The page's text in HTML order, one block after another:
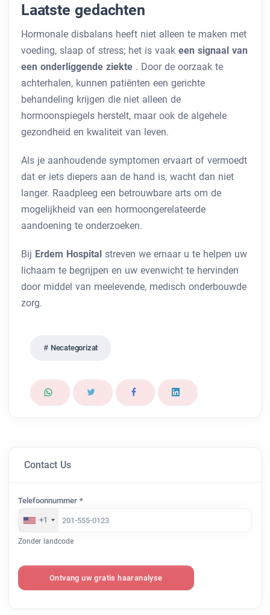
Laatste gedachten
Hormonale disbalans heeft niet alleen te maken met
voeding, slaap of stress; het is vaak een signaal van
een onderliggende ziekte . Door de oorzaak te
achterhalen, kunnen patiënten een gerichte
behandeling krijgen die niet alleen de
hormoonspiegels herstelt, maar ook de algehele
gezondheid en kwaliteit van leven.
Als je aanhoudende symptomen ervaart of vermoedt
dat er iets diepers aan de hand is, wacht dan niet
langer. Raadpleeg een betrouwbare arts om de
mogelijkheid van een hormoongerelateerde
aandoening te onderzoeken.
Bij Erdem Hospital streven we ernaar u te helpen uw
lichaam te begrijpen en uw evenwicht te hervinden
door middel van meelevende, medisch onderbouwde
zorg.
Necategorizat
Contact Us
Telefoonnummer *
+1
Zonder landcode
Ontvang uw gratis haaranalyse